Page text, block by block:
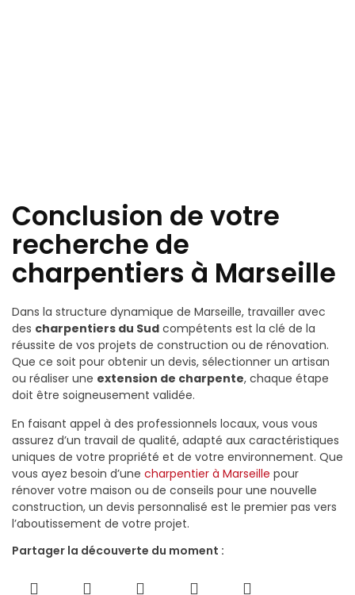
Conclusion de votre
recherche de
charpentiers à Marseille
Dans la structure dynamique de Marseille, travailler avec
des charpentiers du Sud compétents est la clé de la
réussite de vos projets de construction ou de rénovation.
Que ce soit pour obtenir un devis, sélectionner un artisan
ou réaliser une extension de charpente, chaque étape
doit être soigneusement validée.
En faisant appel à des professionnels locaux, vous vous
assurez d’un travail de qualité, adapté aux caractéristiques
uniques de votre propriété et de votre environnement. Que
vous ayez besoin d’une charpentier à Marseille pour
rénover votre maison ou de conseils pour une nouvelle
construction, un devis personnalisé est le premier pas vers
l’aboutissement de votre projet.
Partager la découverte du moment :